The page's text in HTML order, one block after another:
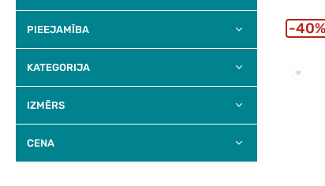
PIEEJAMĪBA
KATEGORIJA
IZMĒRS
CENA
40%